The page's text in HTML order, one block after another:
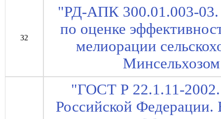
32
"РД-АПК 300.01.003-03.
по оценке
мелиорации
"ГОСТ Р 22.1.11-2002.
Российской Федерации.